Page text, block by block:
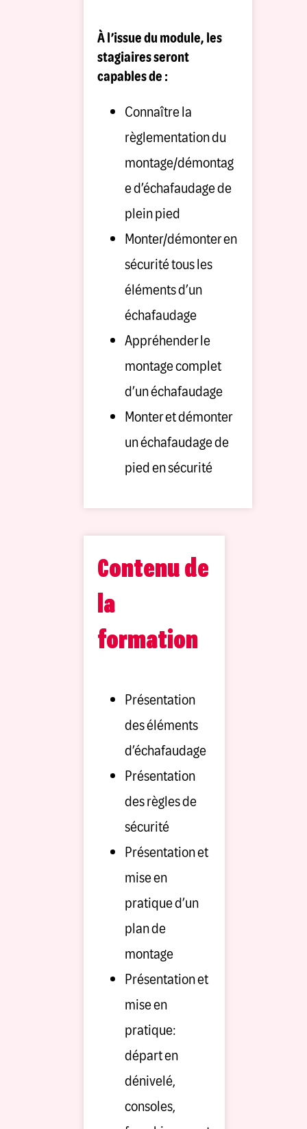
À l’issue du module, les
stagiaires seront
capables de :
Connaître la
règlementation du
montage/démontag
e d’échafaudage de
plein pied
Monter/démonter en
sécurité tous les
éléments d’un
échafaudage
Appréhender le
montage complet
d’un échafaudage
Monter et démonter
un échafaudage de
pied en sécurité
Contenu de
la
formation
Présentation
des éléments
d’échafaudage
Présentation
des règles de
sécurité
Présentation et
mise en
pratique d’un
plan de
montage
Présentation et
mise en
pratique:
départ en
dénivelé,
consoles,